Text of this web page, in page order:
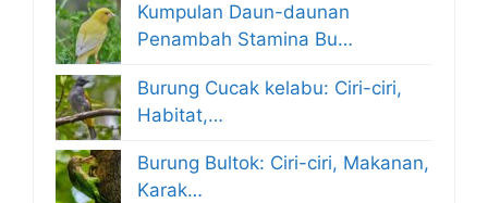
Kumpulan Daun-daunan
Penambah Stamina Bu…
Burung Cucak kelabu: Ciri-ciri,
Habitat,…
Burung Bultok: Ciri-ciri, Makanan,
Karak…